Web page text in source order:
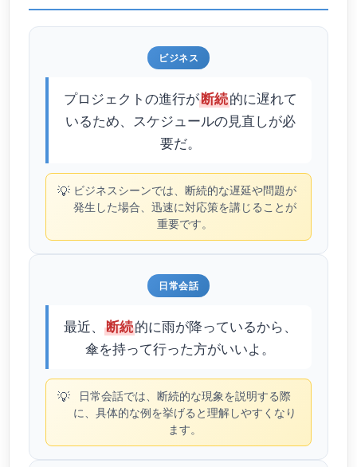
ビジネス
プロジェクトの進行が断続的に遅れて
いるため、スケジュールの見直しが必
要だ。
💡 ビジネスシーンでは、断続的な遅延や問題が
発生した場合、迅速に対応策を講じることが
重要です。
日常会話
最近、 断続的に雨が降っているから、
傘を持って行った方がいいよ。
💡
日常会話では、断続的な現象を説明する際
に、具体的な例を挙げると理解しやすくなり
ます。